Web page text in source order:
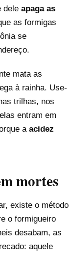
dele apaga as
as formigas
se
mata as
à rainha. Use-
trilhas, nos
entram em
a acidez
mortes
existe o método
o formigueiro
desabam, as
aquele